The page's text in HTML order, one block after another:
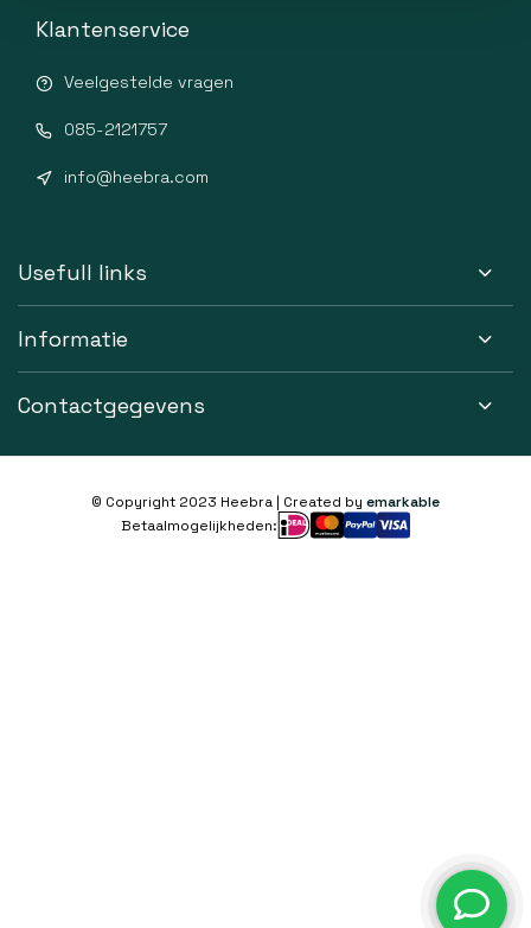
Klantenservice
Veelgestelde vragen
085-2121757
info@heebra.com
Usefull links
Informatie
Contactgegevens
© Copyright 2023 Heebra | Created by emarkable
Betaalmogelijkheden: